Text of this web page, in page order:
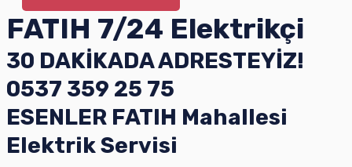
FATIH 7/24 Elektrikçi
30 DAKİKADA ADRESTEYİZ!
0537 359 25 75
ESENLER FATIH Mahallesi
Elektrik Servisi